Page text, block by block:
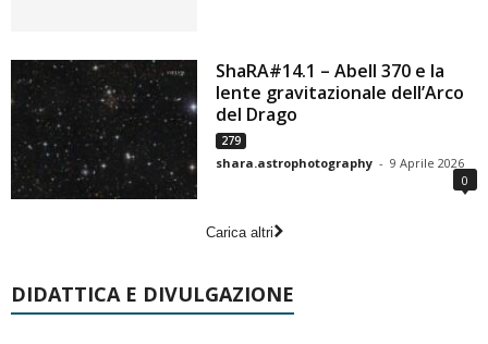
ShaRA#14.1 – Abell 370 e la
lente gravitazionale dell’Arco
del Drago
279
shara.astrophotography - 9 Aprile 2026
0
Carica altri
DIDATTICA E DIVULGAZIONE